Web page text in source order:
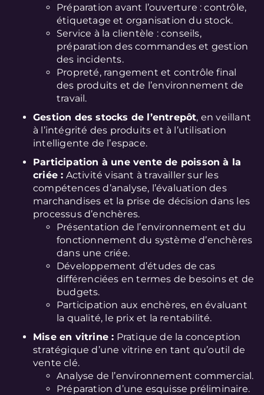
Préparation avant l’ouverture : contrôle,
étiquetage et organisation du stock.
Service à la clientèle : conseils,
préparation des commandes et gestion
des incidents.
Propreté, rangement et contrôle final
des produits et de l’environnement de
travail.
Gestion des stocks de l’entrepôt, en veillant
à l’intégrité des produits et à l’utilisation
intelligente de l’espace.
Participation à une vente de poisson à la
criée : Activité visant à travailler sur les
compétences d’analyse, l’évaluation des
marchandises et la prise de décision dans les
processus d’enchères.
Présentation de l’environnement et du
fonctionnement du système d’enchères
dans une criée.
Développement d’études de cas
différenciées en termes de besoins et de
budgets.
Participation aux enchères, en évaluant
la qualité, le prix et la rentabilité.
Mise en vitrine : Pratique de la conception
stratégique d’une vitrine en tant qu’outil de
vente clé.
Analyse de l’environnement commercial.
Préparation d’une esquisse préliminaire.